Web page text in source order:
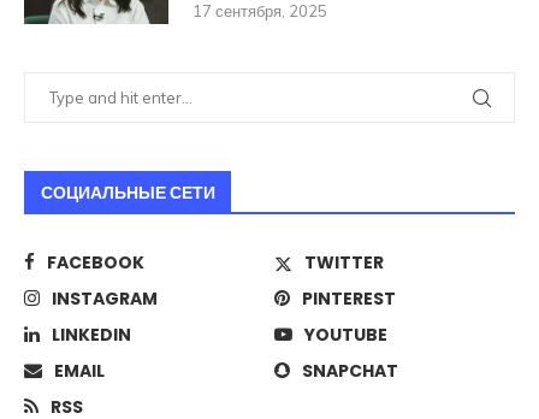
17 сентября, 2025
СОЦИАЛЬНЫЕ СЕТИ
FACEBOOK
TWITTER
INSTAGRAM
PINTEREST
LINKEDIN
YOUTUBE
EMAIL
SNAPCHAT
RSS